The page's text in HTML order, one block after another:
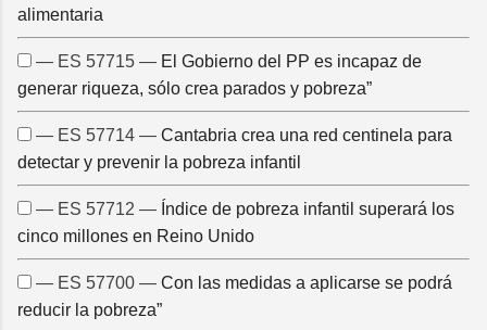
alimentaria
— ES 57715 — El Gobierno del PP es incapaz de
generar riqueza, sólo crea parados y pobreza”
— ES 57714 — Cantabria crea una red centinela para
detectar y prevenir la pobreza infantil
— ES 57712 — Índice de pobreza infantil superará los
cinco millones en Reino Unido
— ES 57700 — Con las medidas a aplicarse se podrá
reducir la pobreza”